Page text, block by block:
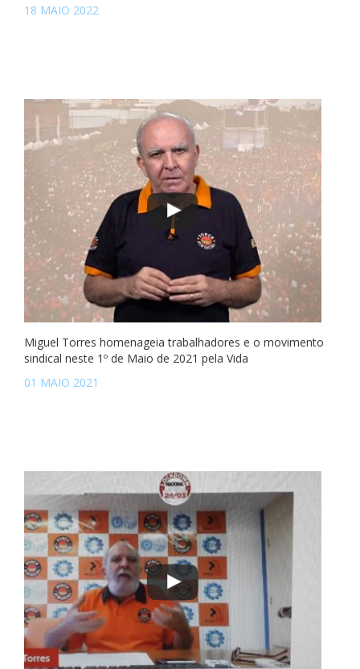
18 MAIO 2022
Miguel Torres homenageia trabalhadores e o movimento
sindical neste 1º de Maio de 2021 pela Vida
01 MAIO 2021